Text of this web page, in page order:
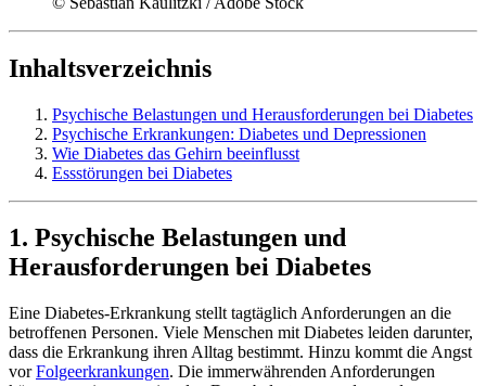
Inhaltsverzeichnis
Psychische Belastungen und Herausforderungen bei Diabetes
Psychische Erkrankungen: Diabetes und Depressionen
Wie Diabetes das Gehirn beeinflusst
Essstörungen bei Diabetes
1. Psychische Belastungen und
Herausforderungen bei Diabetes
Eine Diabetes-Erkrankung stellt tagtäglich Anforderungen an die
betroffenen Personen. Viele Menschen mit Diabetes leiden darunter,
dass die Erkrankung ihren Alltag bestimmt. Hinzu kommt die Angst
vorFolgeerkrankungen. Die immerwährenden Anforderungen